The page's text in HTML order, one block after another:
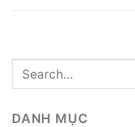
DANH MỤC